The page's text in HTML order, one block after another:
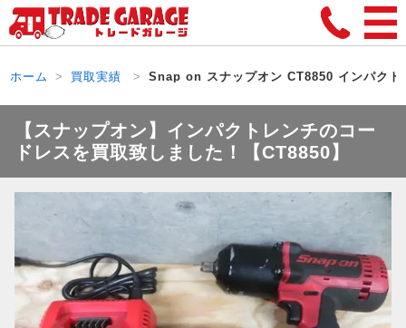
ホーム 買取実績 Snap on スナップオン CT8850 インパク
【スナップオン】インパクトレンチのコー
ドレスを買取致しました！【CT8850】